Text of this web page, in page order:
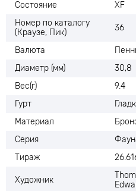
Состояние
XF
Номер по каталогу
(Краузе, Пик)
36
Валюта
Диаметр (мм)
30,8
Вес(г)
9.4
Гурт
Материал
Серия
Тираж
Художник